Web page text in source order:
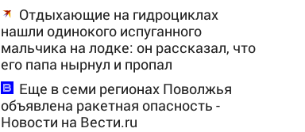
Отдыхающие на гидроциклах
нашли одинокого испуганного
мальчика на лодке: он рассказал, что
его папа нырнул и пропал
Еще в семи регионах Поволжья
объявлена ракетная опасность -
Новости на Вести.ru